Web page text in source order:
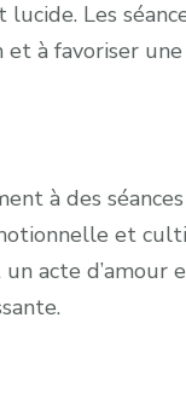
lucide. Les
à favoriser
à des
et
acte d’amour